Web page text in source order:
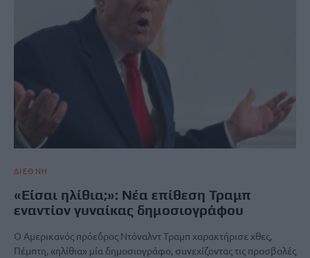
ΔΙΕΘΝΗ
«Είσαι ηλίθια;»: Νέα επίθεση Τραμπ
εναντίον γυναίκας δημοσιογράφου
Ο Αμερικανός πρόεδρος Ντόναλντ Τραμπ χαρακτήρισε χθες,
Πέμπτη, «ηλίθια» μία δημοσιογράφο, συνεχίζοντας τις προσβολές